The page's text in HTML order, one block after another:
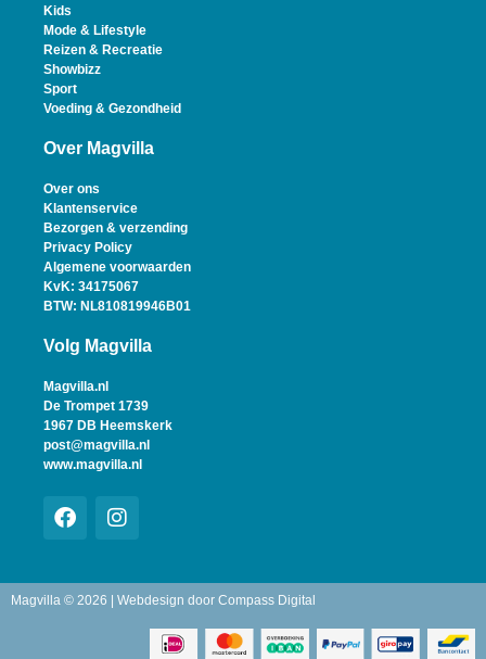
Kids
Mode & Lifestyle
Reizen & Recreatie
Showbizz
Sport
Voeding & Gezondheid
Over Magvilla
Over ons
Klantenservice
Bezorgen & verzending
Privacy Policy
Algemene voorwaarden
KvK: 34175067
BTW: NL810819946B01
Volg Magvilla
Magvilla.nl
De Trompet 1739
1967 DB Heemskerk
post@magvilla.nl
www.magvilla.nl
Magvilla © 2026 | Webdesign door Compass Digital